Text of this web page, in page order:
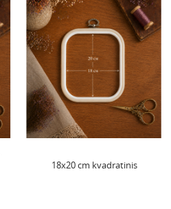
18x20 cm kvadratinis